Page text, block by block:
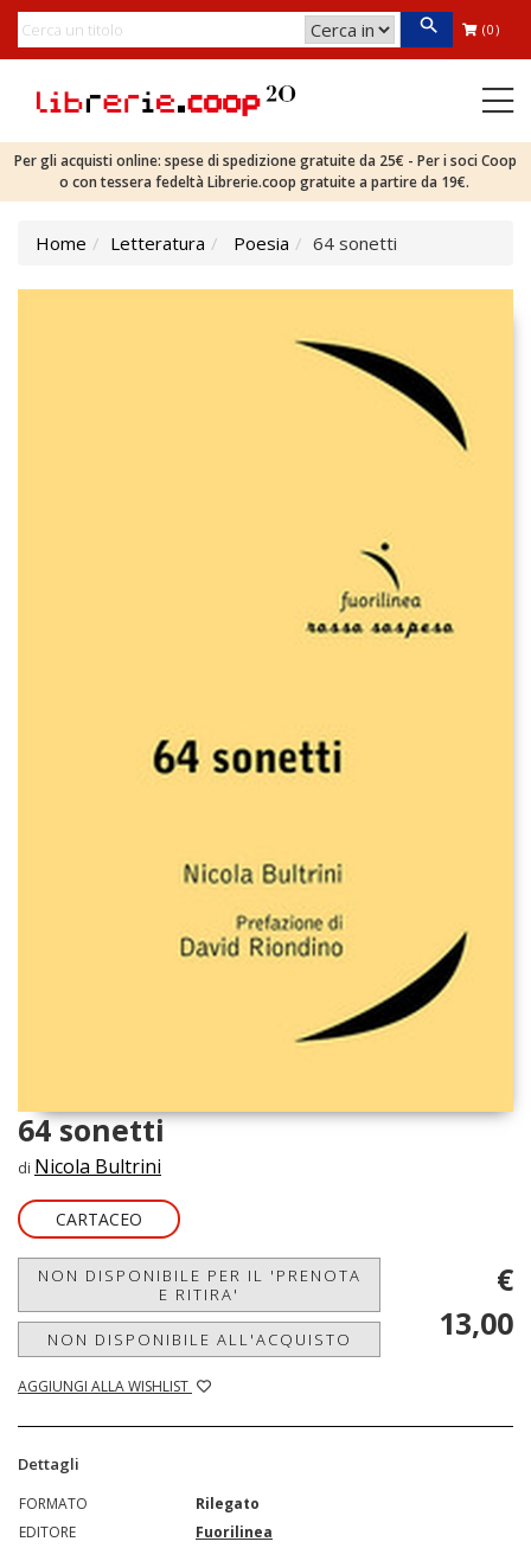
(0)
Per gli acquisti online: spese di spedizione gratuite da 25€ - Per i soci Coop
o con tessera fedeltà Librerie.coop gratuite a partire da 19€.
Home Letteratura Poesia 64 sonetti
64 sonetti
di Nicola Bultrini
CARTACEO
NON DISPONIBILE PER IL 'PRENOTA
E RITIRA'
NON DISPONIBILE ALL'ACQUISTO
AGGIUNGI ALLA WISHLIST
€
13,00
Dettagli
FORMATO
Rilegato
EDITORE
Fuorilinea